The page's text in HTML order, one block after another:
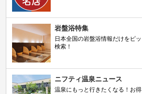
岩盤浴特集
日本全国の岩盤浴情報だけをピ
検索！
ニフティ温泉ニュース
温泉にもっと行きたくなる！お